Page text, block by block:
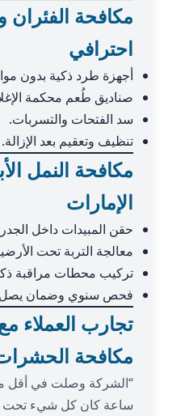
مكافحة
احترافي
أجهزة طرد ذكية بدون
صناديق طُعم محكمة
سد الفتحات والتسربات.
تنظيف وتعقيم بعد الإزالة.
مكافحة النمل
الإمارات
حقن المبيدات داخل
معالجة التربة تحت
تركيب محطات مراقبة
فحص سنوي وضمان يصل
تجارب العملاء
مكافحة
ساعة كان كل شيء تحت